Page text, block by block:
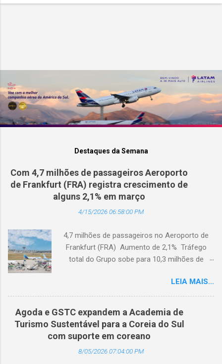
Destaques da Semana
Com 4,7 milhões de passageiros Aeroporto
de Frankfurt (FRA) registra crescimento de
alguns 2,1% em março
4/15/2026 06:58:00 PM
4,7 milhões de passageiros no Aeroporto de
Frankfurt (FRA) Aumento de 2,1% Tráfego
total do Grupo sobe para 10,3 milhões de
4,7 milhões de passageiros utilizaram o
Aeroporto de Frankfurt (FRA) em março de
2026. O tráfego no mês em análise registrou
um crescimento anual de 2,1%, apesar dos
impactos extraordinários resultantes de dois
dias de greve e da atual conjuntura geopolítica.
Cerca de 100 mil passageiros no FRA foram
LEIA MAIS...
Agoda e GSTC expandem a Academia de
Turismo Sustentável para a Coreia do Sul
com suporte em coreano
8/05/2026 07:04:00 PM